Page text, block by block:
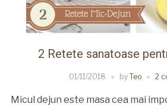
2 Retete sanatoase
01/11/2018 by Teo 2
Micul dejun este masa cea mai